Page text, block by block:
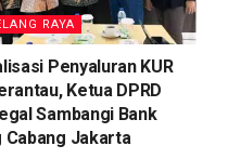
RAYA
Penyaluran KUR
Ketua DPRD
Sambangi Bank
Cabang Jakarta